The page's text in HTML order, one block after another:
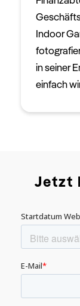
Indoor
in seiner
einfach
Jetzt